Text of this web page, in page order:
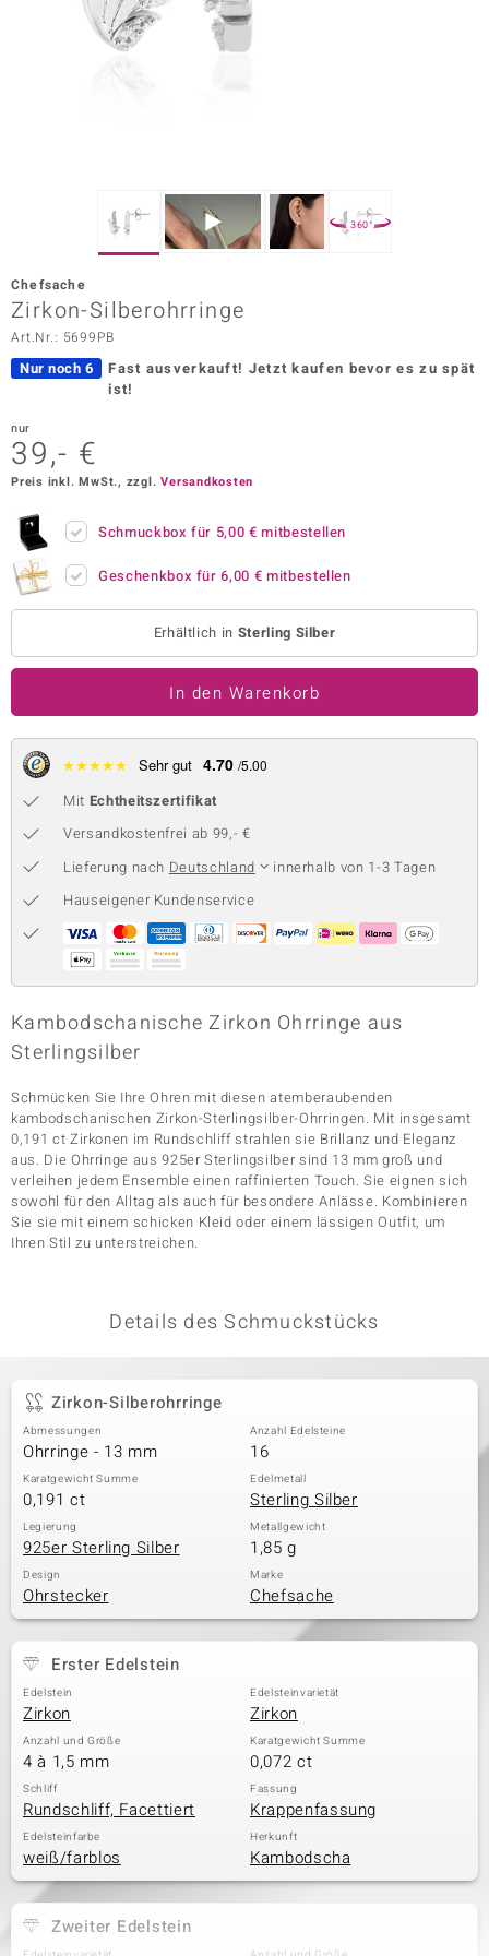
Vogue
Collection
Collection
Classics
360°
Chefsache
Zirkon-Silberohrringe
Art.Nr.: 5699PB
Nur noch 6 Fast ausverkauft! Jetzt kaufen bevor es zu spät
ist!
nur
39,- €
Preis inkl. MwSt., zzgl.Versandkosten
Schmuckbox für 5,00 € mitbestellen
Geschenkbox für6,00 € mitbestellen
Erhältlich in Sterling Silber
In den Warenkorb
★★★★★ Sehr gut 4.70 /5.00
Mit Echtheitszertifikat
Versandkostenfrei ab 99,- €
Lieferung nach Deutschland
innerhalb von 1-3 Tagen
Hauseigener Kundenservice
Kambodschanische Zirkon Ohrringe aus
Sterlingsilber
Schmücken Sie Ihre Ohren mit diesen atemberaubenden
kambodschanischen Zirkon-Sterlingsilber-Ohrringen. Mit insgesamt
0,191 ct Zirkonen im Rundschliff strahlen sie Brillanz und Eleganz
aus. Die Ohrringe aus 925er Sterlingsilber sind 13 mm groß und
verleihen jedem Ensemble einen raffinierten Touch. Sie eignen sich
sowohl für den Alltag als auch für besondere Anlässe. Kombinieren
Sie sie mit einem schicken Kleid oder einem lässigen Outfit, um
Ihren Stil zu unterstreichen.
Details des Schmuckstücks
Zirkon-Silberohrringe
Abmessungen
Ohrringe - 13 mm
Anzahl Edelsteine
16
Karatgewicht Summe
0,191 ct
Edelmetall
Sterling Silber
Legierung
925er Sterling Silber
Metallgewicht
1,85 g
Design
Ohrstecker
Marke
Chefsache
Erster Edelstein
Edelstein
Zirkon
Edelsteinvarietät
Zirkon
Anzahl und Größe
4 à 1,5 mm
Karatgewicht Summe
0,072 ct
Schliff
Rundschliff, Facettiert
Fassung
Krappenfassung
Edelsteinfarbe
weiß/farblos
Herkunft
Kambodscha
Zweiter Edelstein